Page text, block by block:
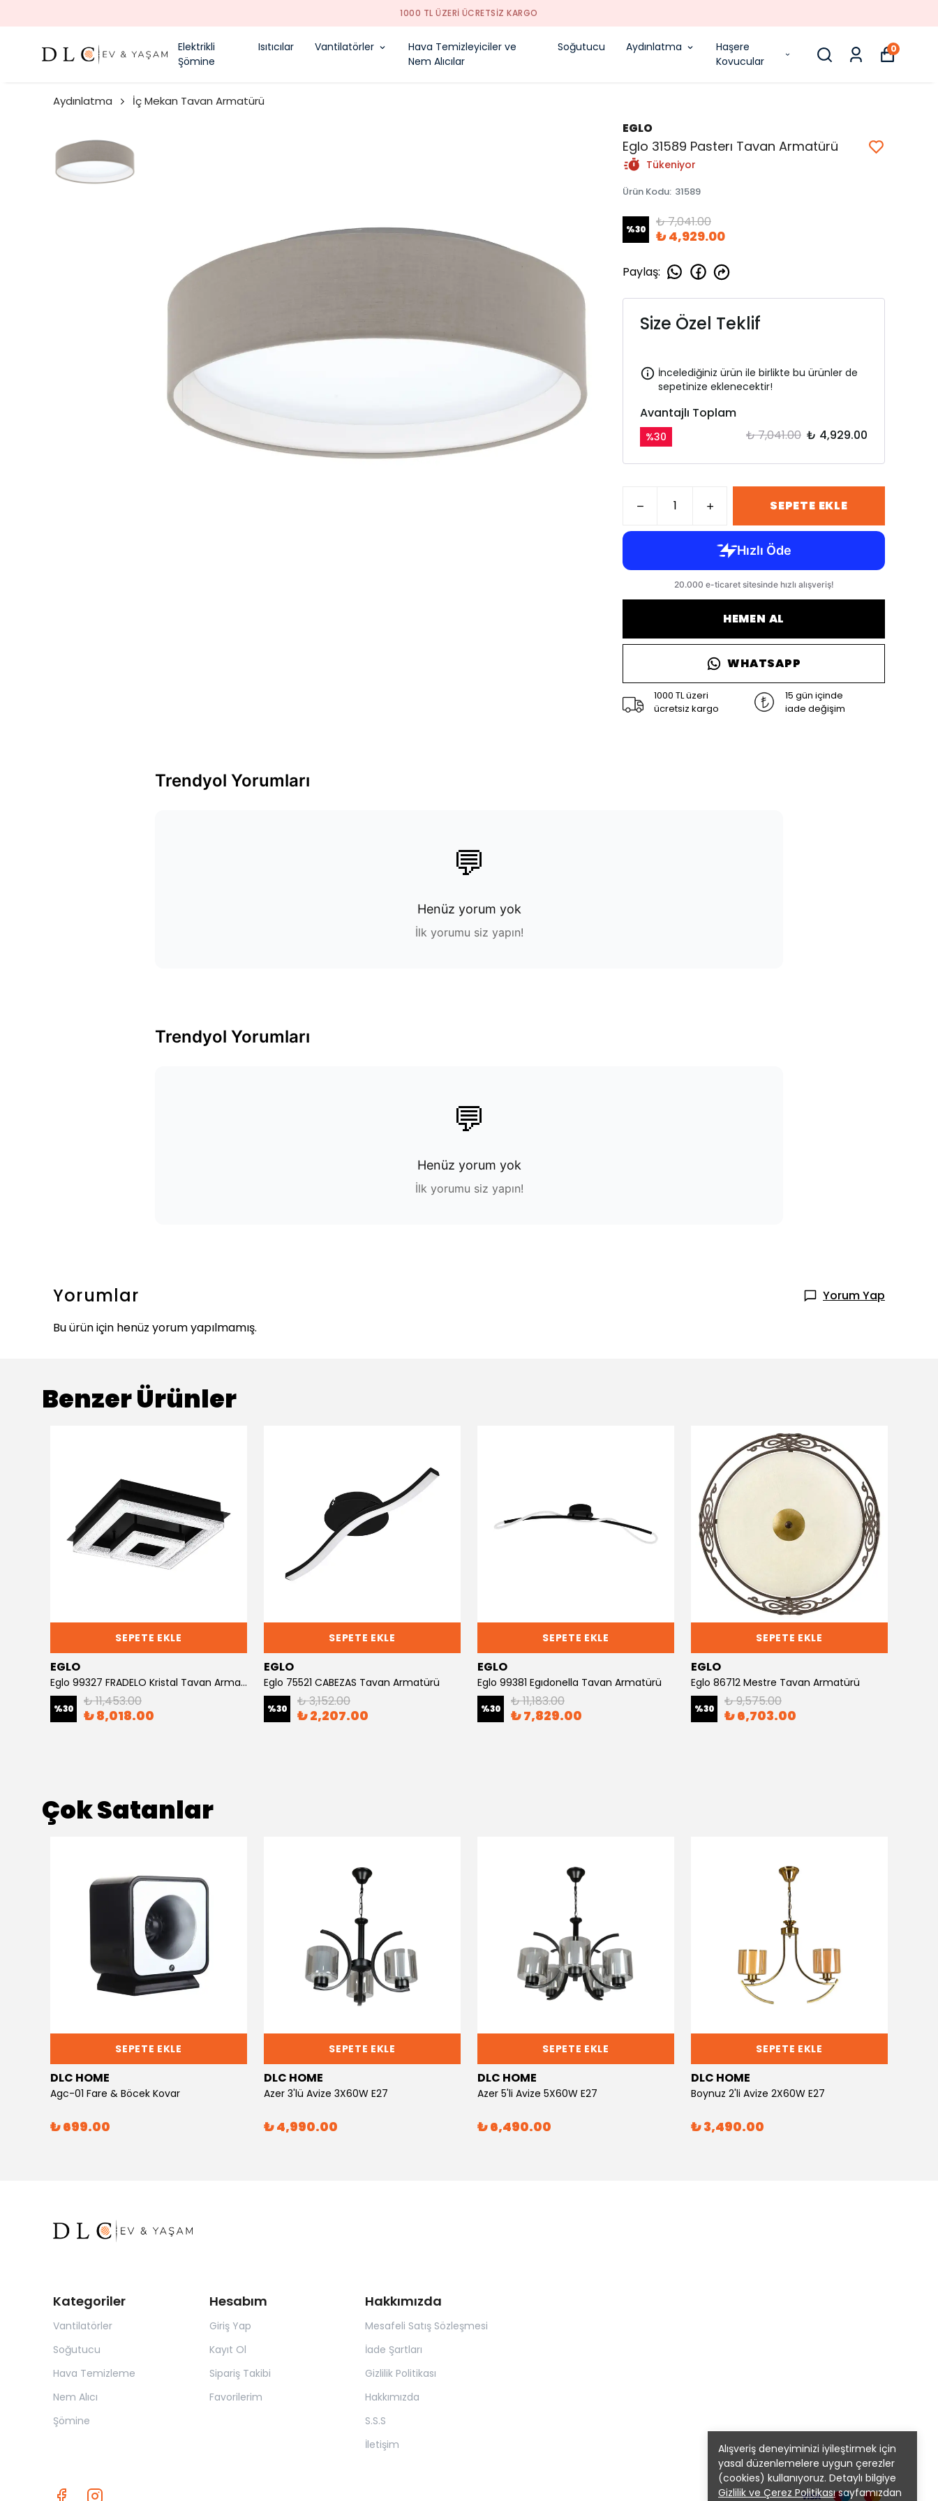
1000 TL ÜZERI ÜCRETSIZ KARGO
Elektrikli
Şömine
Isıtıcılar Vantilatörler
Hava Temizleyiciler ve
Nem Alıcılar
Soğutucu Aydınlatma
Haşere
Kovucular
0
Alışveriş deneyiminizi iyileştirmek için
yasal düzenlemelere uygun çerezler
(cookies) kullanıyoruz. Detaylı bilgiye
Gizlilik ve Çerez Politikasısayfamızdan
Aydınlatma İç Mekan Tavan Armatürü
EGLO
Eglo 31589 Pasterı Tavan Armatürü
Tükeniyor
Ürün Kodu: 31589
%30 ₺ 7,041.00
₺ 4,929.00
Paylaş:
Size Özel Teklif
İncelediğiniz ürün ile birlikte bu ürünler de
sepetinize eklenecektir!
Avantajlı Toplam
%30 ₺ 7,041.00 ₺ 4,929.00
SEPETE EKLE
HEMEN AL
WHATSAPP
1000 TL üzeri
ücretsiz kargo
15 gün içinde
iade değişim
Trendyol Yorumları
💬
Henüz yorum yok
İlk yorumu siz yapın!
Trendyol Yorumları
💬
Henüz yorum yok
İlk yorumu siz yapın!
Yorumlar
Yorum Yap
Bu ürün için henüz yorum yapılmamış.
Benzer Ürünler
SEPETE EKLE
EGLO
Eglo 99327 FRADELO Kristal Tavan Armatürü
%30 ₺ 11,453.00
₺ 8,018.00
SEPETE EKLE
EGLO
Eglo 75521 CABEZAS Tavan Armatürü
%30 ₺ 3,152.00
₺ 2,207.00
SEPETE EKLE
EGLO
Eglo 99381 Egıdonella Tavan Armatürü
%30 ₺ 11,183.00
₺ 7,829.00
SEPETE EKLE
EGLO
Eglo 86712 Mestre Tavan Armatürü
%30 ₺ 9,575.00
₺ 6,703.00
Çok Satanlar
SEPETE EKLE
DLC HOME
Agc-01 Fare & Böcek Kovar
₺ 699.00
SEPETE EKLE
DLC HOME
Azer 3'lü Avize 3X60W E27
₺ 4,990.00
SEPETE EKLE
DLC HOME
Azer 5'li Avize 5X60W E27
₺ 6,490.00
SEPETE EKLE
DLC HOME
Boynuz 2'li Avize 2X60W E27
₺ 3,490.00
Kategoriler
Vantilatörler
Soğutucu
Hava Temizleme
Nem Alıcı
Şömine
Hesabım
Giriş Yap
Kayıt Ol
Sipariş Takibi
Favorilerim
Hakkımızda
Mesafeli Satış Sözleşmesi
İade Şartları
Gizlilik Politikası
Hakkımızda
S.S.S
İletişim